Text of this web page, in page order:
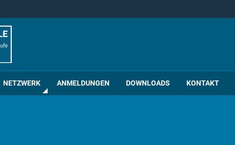
NETZWERK ANMELDUNGEN DOWNLOADS KONTAKT